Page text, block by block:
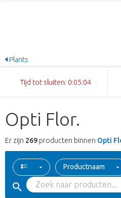
Plants
Tijd tot sluiten: 0:05:03
Opti Flor.
Er zijn 269 producten binnen Opti
Productnaam